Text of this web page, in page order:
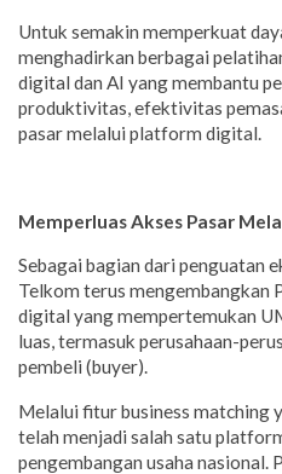
Untuk semakin memperkuat
menghadirkan berbagai
digital dan AI yang membantu
produktivitas, efektivitas
pasar melalui platform digital.
Memperluas Akses Pasar
Sebagai bagian dari penguatan
Telkom terus
digital yang mempertemukan
luas, termasuk perusahaan-
pembeli (buyer).
Melalui fitur business matching
telah menjadi salah satu
pengembangan usaha nasional.